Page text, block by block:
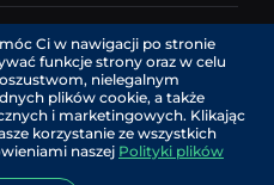
technologicznym. Usługi
dostawców
przez REMITTIX GLOBAL
w Kanadzie (numer
pod adresem 422
BC V6B 2Z4, CANADA,
nr C10001725.
Ci w nawigacji po stronie
funkcje strony oraz w celu
nielegalnym
plików cookie, a także
i marketingowych. Klikając
korzystanie ze wszystkich
naszej Polityki plików